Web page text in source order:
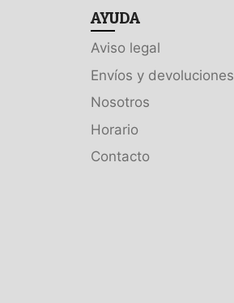
AYUDA
Aviso legal
Envíos y devoluciones
Nosotros
Horario
Contacto